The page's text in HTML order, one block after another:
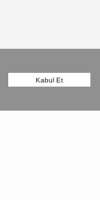
Kabul Et